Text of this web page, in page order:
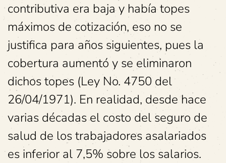
contributiva era baja y había topes
máximos de cotización, eso no se
justifica para años siguientes, pues la
cobertura aumentó y se eliminaron
dichos topes (Ley No. 4750 del
26/04/1971). En realidad, desde hace
varias décadas el costo del seguro de
salud de los trabajadores asalariados
es inferior al 7,5% sobre los salarios.